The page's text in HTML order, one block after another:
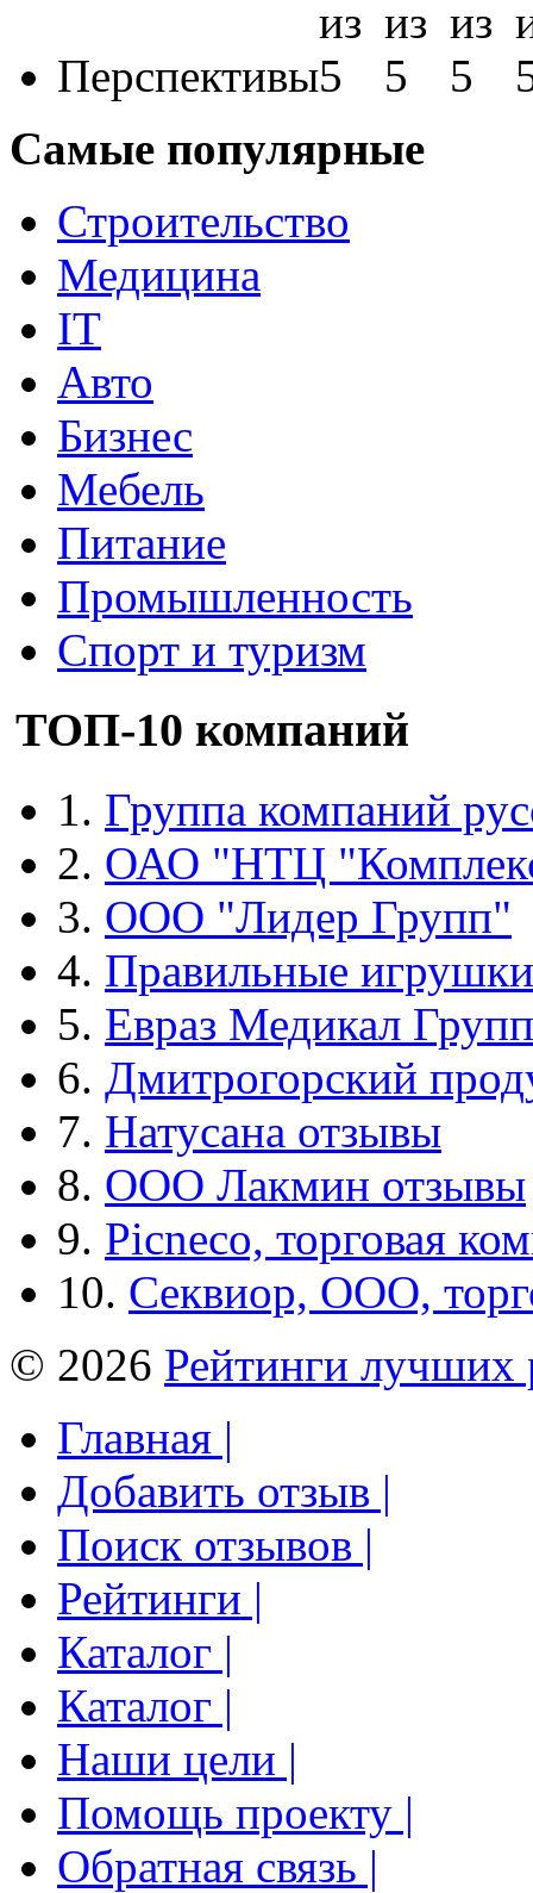
Перспективы
Самые популярные
Строительство
Медицина
IT
Авто
Бизнес
Мебель
Питание
Промышленность
Спорт и туризм
ТОП-10 компаний
1. Группа компаний
2. ОАО "НТЦ
3. ООО "Лидер Групп"
4. Правильные игрушки
5. Евраз Медикал Групп
6. Дмитрогорский
7. Натусана отзывы
8. ООО Лакмин отзывы
9. Picneco, торговая
10. Секвиор, ООО,
© 2026 Рейтинги лучших
Главная |
Добавить отзыв |
Поиск отзывов |
Рейтинги |
Каталог |
Каталог |
Наши цели |
Помощь проекту |
Обратная связь |